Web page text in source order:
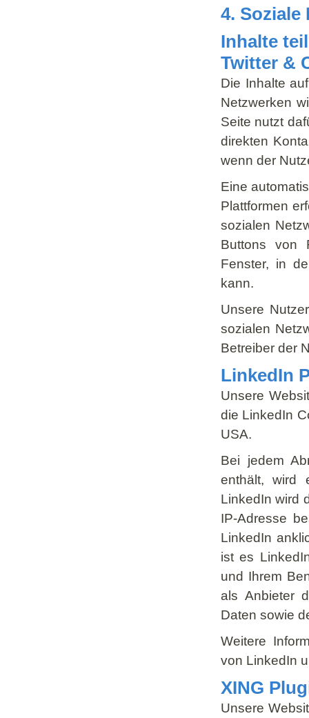
4. Soziale
Inhalte
Twitter &
Die Inhalte
Netzwerken
Seite nutzt
direkten
wenn der
Eine
Plattformen
sozialen
Buttons von
Fenster, in
kann.
Unsere
sozialen
Betreiber der
LinkedIn
Unsere
die LinkedIn
USA.
Bei jedem
enthält, wird
LinkedIn wird
IP-Adresse
LinkedIn
ist es
und Ihrem
als Anbieter
Daten sowie
Weitere
von LinkedIn
XING
Unsere